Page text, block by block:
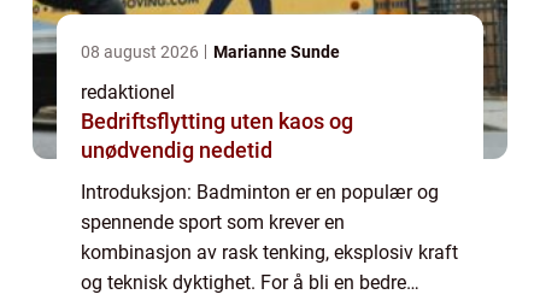
08 august 2026 Marianne Sunde
redaktionel
Bedriftsflytting uten kaos og
unødvendig nedetid
Introduksjon: Badminton er en populær og
spennende sport som krever en
kombinasjon av rask tenking, eksplosiv kraft
og teknisk dyktighet. For å bli en bedre